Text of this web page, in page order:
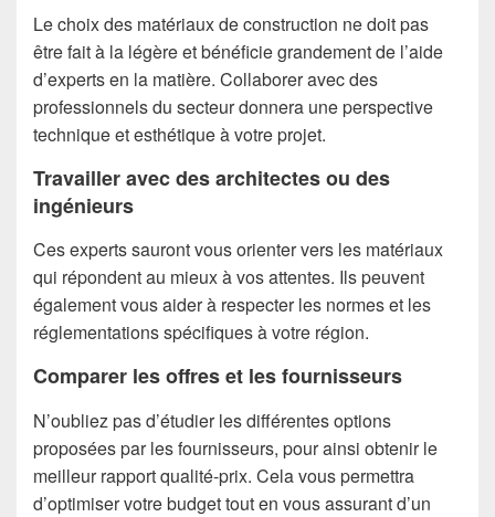
Le choix des matériaux de construction ne doit pas
être fait à la légère et bénéficie grandement de l’aide
d’experts en la matière. Collaborer avec des
professionnels du secteur donnera une perspective
technique et esthétique à votre projet.
Travailler avec des architectes ou des
ingénieurs
Ces experts sauront vous orienter vers les matériaux
qui répondent au mieux à vos attentes. Ils peuvent
également vous aider à respecter les normes et les
réglementations spécifiques à votre région.
Comparer les offres et les fournisseurs
N’oubliez pas d’étudier les différentes options
proposées par les fournisseurs, pour ainsi obtenir le
meilleur rapport qualité-prix. Cela vous permettra
d’optimiser votre budget tout en vous assurant d’un